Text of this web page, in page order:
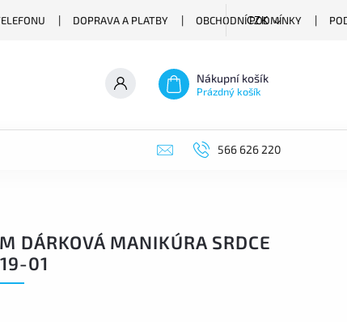
DOPRAVA A PLATBY OBCHODNÍ PODMÍNKY
CZK
Nákupní košík
Prázdný košík
566 626 220
DÁRKOVÁ MANIKÚRA SRDCE
01